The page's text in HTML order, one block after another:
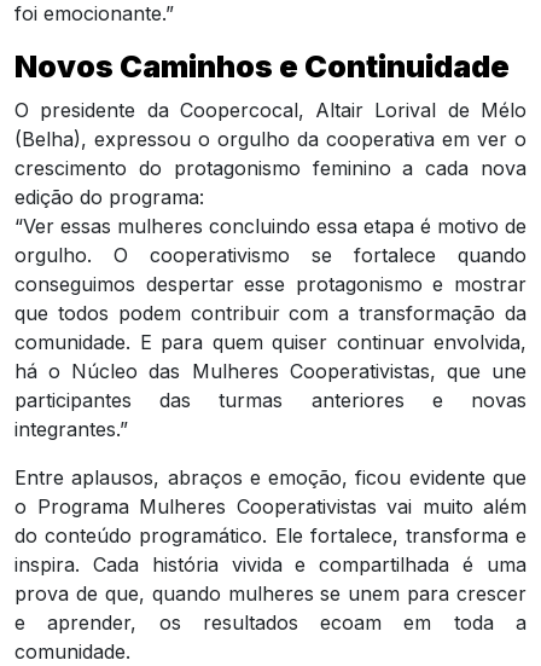
foi emocionante.”
Novos Caminhos e Continuidade
O presidente da Coopercocal, Altair Lorival de Mélo
(Belha), expressou o orgulho da cooperativa em ver o
crescimento do protagonismo feminino a cada nova
edição do programa:
“Ver essas mulheres concluindo essa etapa é motivo de
orgulho. O cooperativismo se fortalece quando
conseguimos despertar esse protagonismo e mostrar
que todos podem contribuir com a transformação da
comunidade. E para quem quiser continuar envolvida,
há o Núcleo das Mulheres Cooperativistas, que une
participantes das turmas anteriores e novas
integrantes.”
Entre aplausos, abraços e emoção, ficou evidente que
o Programa Mulheres Cooperativistas vai muito além
do conteúdo programático. Ele fortalece, transforma e
inspira. Cada história vivida e compartilhada é uma
prova de que, quando mulheres se unem para crescer
e aprender, os resultados ecoam em toda a
comunidade.